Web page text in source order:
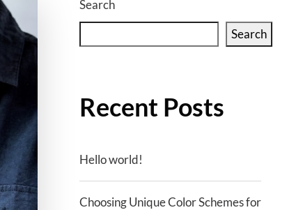
Search
Search
Recent Posts
Hello world!
Choosing Unique Color Schemes for